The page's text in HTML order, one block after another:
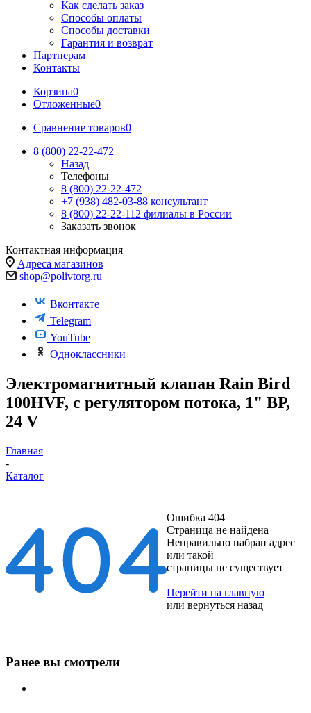
Как сделать заказ
Способы оплаты
Способы доставки
Гарантия и возврат
Партнерам
Контакты
Корзина0
Отложенные0
Сравнение товаров0
8 (800) 22-22-472
Назад
Телефоны
8 (800) 22-22-472
+7 (938) 482-03-88 консультант
8 (800) 22-22-112 филиалы в России
Заказать звонок
Контактная информация
Адреса магазинов
shop@polivtorg.ru
Вконтакте
Telegram
YouTube
Одноклассники
Электромагнитный клапан Rain Bird
100HVF, с регулятором потока, 1" ВР,
24 V
Главная
-
Каталог
Ошибка 404
Страница не найдена
Неправильно набран адрес
или такой
страницы не существует
Перейти на главную
или вернуться назад
Ранее вы смотрели